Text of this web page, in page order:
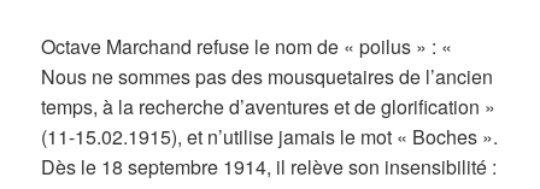
Octave Marchand refuse le nom de « poilus » : «
Nous ne sommes pas des mousquetaires de l’ancien
temps, à la recherche d’aventures et de glorification »
(11-15.02.1915), et n’utilise jamais le mot « Boches ».
Dès le 18 septembre 1914, il relève son insensibilité :